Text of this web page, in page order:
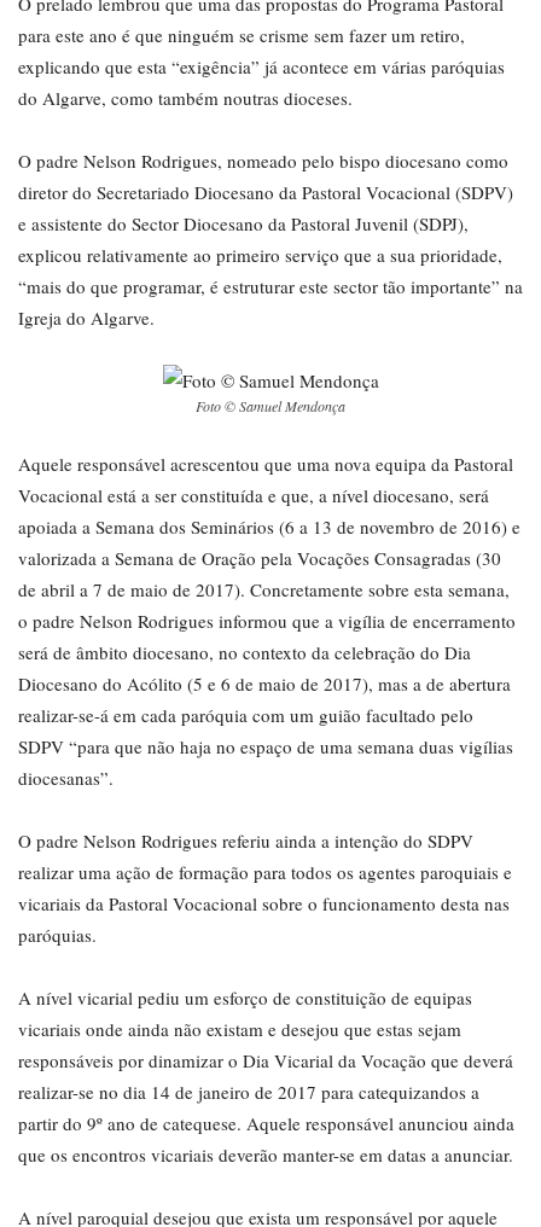
para este ano é que ninguém se crisme sem fazer um retiro,
explicando que esta “exigência” já acontece em várias paróquias
do Algarve, como também noutras dioceses.
O padre Nelson Rodrigues, nomeado pelo bispo diocesano como
diretor do Secretariado Diocesano da Pastoral Vocacional (SDPV)
e assistente do Sector Diocesano da Pastoral Juvenil (SDPJ),
explicou relativamente ao primeiro serviço que a sua prioridade,
“mais do que programar, é estruturar este sector tão importante” na
Igreja do Algarve.
Foto © Samuel Mendonça
Aquele responsável acrescentou que uma nova equipa da Pastoral
Vocacional está a ser constituída e que, a nível diocesano, será
apoiada a Semana dos Seminários (6 a 13 de novembro de 2016) e
valorizada a Semana de Oração pela Vocações Consagradas (30
de abril a 7 de maio de 2017). Concretamente sobre esta semana,
o padre Nelson Rodrigues informou que a vigília de encerramento
será de âmbito diocesano, no contexto da celebração do Dia
Diocesano do Acólito (5 e 6 de maio de 2017), mas a de abertura
realizar-se-á em cada paróquia com um guião facultado pelo
SDPV “para que não haja no espaço de uma semana duas vigílias
diocesanas”.
O padre Nelson Rodrigues referiu ainda a intenção do SDPV
realizar uma ação de formação para todos os agentes paroquiais e
vicariais da Pastoral Vocacional sobre o funcionamento desta nas
paróquias.
A nível vicarial pediu um esforço de constituição de equipas
vicariais onde ainda não existam e desejou que estas sejam
responsáveis por dinamizar o Dia Vicarial da Vocação que deverá
realizar-se no dia 14 de janeiro de 2017 para catequizandos a
partir do 9º ano de catequese. Aquele responsável anunciou ainda
que os encontros vicariais deverão manter-se em datas a anunciar.
A nível paroquial desejou que exista um responsável por aquele